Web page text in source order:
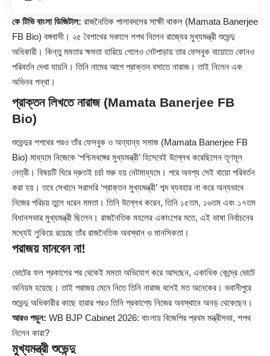
কে টিভি বাংলা ডিজিটাল: রাজনৈতিক পালাবদলের সাক্ষী থাকল (Mamata Banerjee
FB Bio) বঙ্গবাসী। ২৫ বৈশাখের সকালে শপথ নিলেন রাজ্যের মুখ্যমন্ত্রী শুভেন্দু
অধিকারী। কিন্তু মমতার ক্ষমতা হারিয়ে গেলেও নেটপাড়ায় তার ফেসবুক বায়োতে কোনও
পরিবর্তন দেখা যায়নি। তিনি নামের আগে প্রাক্তন বসাতে নারাজ। তাই নিলেন এক
অভিনব পন্থা।
প্রাক্তন লিখতে নারাজ (Mamata Banerjee FB
Bio)
শুভেন্দুর শপথের পরও তাঁর ফেসবুক ও অন্যান্য সমাজ (Mamata Banerjee FB
Bio) মাধ্যমে নিজেকে ‘পশ্চিমবঙ্গের মুখ্যমন্ত্রী’ হিসেবেই উল্লেখ করেছিলেন তৃণমূল
নেত্রী। বিষয়টি ঘিরে দ্রুতই চর্চা শুরু হয় নেটমাধ্যমে। পরে অবশ্য সেই বায়ো পরিবর্তন
করা হয়। তবে সেখানে সরাসরি ‘প্রাক্তন মুখ্যমন্ত্রী’ শব্দ ব্যবহার না করে অন্যভাবে
নিজের পরিচয় তুলে ধরেন মমতা। তিনি উল্লেখ করেন, তিনি ১৫তম, ১৬তম এবং ১৭তম
বিধানসভার মুখ্যমন্ত্রী ছিলেন। রাজনৈতিক মহলের একাংশের মতে, এই ভাষা নির্বাচনের
মধ্যেই লুকিয়ে রয়েছে তাঁর রাজনৈতিক অবস্থান ও মানসিকতা।
পরাজয় মানবেন না!
ভোটের ফল প্রকাশের পর থেকেই মমতা অভিযোগ করে আসছেন, একাধিক কেন্দ্রে ভোটে
অনিয়ম হয়েছে। তাই পরাজয় মেনে নিতে তিনি নারাজ বলেই মত অনেকের। ভবানীপুরে
শুভেন্দু অধিকারীর কাছে হারার পরও তিনি প্রকাশ্যে নিজের অবস্থানে অনড় থেকেছেন।
আরও পড়ুন: WB BJP Cabinet 2026: বাংলায় বিজেপির প্রথম মন্ত্রীসভা, শপথ
নিলেন কারা?
মুখ্যমন্ত্রী শুভেন্দু